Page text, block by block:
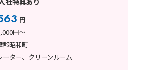
円
円～
郡昭和町
ーター、クリーンルーム